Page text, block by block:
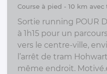
course à pied - 10 km
Sortie running POUR
à 1h15 pour un
vers le centre-ville,
l’arrêt de tram
même endroit.